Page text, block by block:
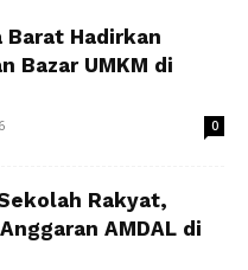
Barat Hadirkan
Bazar UMKM di
0
Rakyat,
AMDAL di